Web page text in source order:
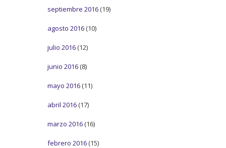
septiembre 2016 (19)
agosto 2016 (10)
julio 2016 (12)
junio 2016 (8)
mayo 2016 (11)
abril 2016 (17)
marzo 2016 (16)
febrero 2016 (15)